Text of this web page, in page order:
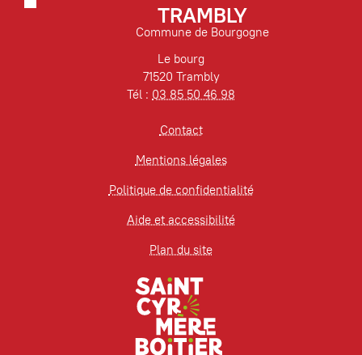
TRAMBLY
Commune de Bourgogne
Le bourg
71520 Trambly
Tél : 03 85 50 46 98
Contact
Mentions légales
Politique de confidentialité
Aide et accessibilité
Plan du site